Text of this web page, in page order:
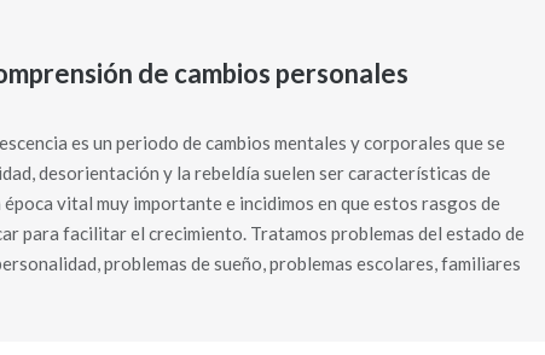
de cambios personales
es un periodo de cambios mentales y corporales que se
desorientación y la rebeldía suelen ser características de
vital muy importante e incidimos en que estos rasgos de
para facilitar el crecimiento. Tratamos problemas del estado de
problemas de sueño, problemas escolares, familiares